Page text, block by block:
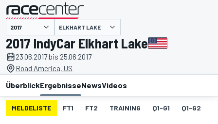
ELKHART LAKE
2017 IndyCar Elkhart Lake
23.06.2017 bis 25.06.2017
Road America, US
ÜberblickErgebnisseNewsVideos
MELDELISTE FT1 FT2 TRAINING Q1-G1 Q1-G2